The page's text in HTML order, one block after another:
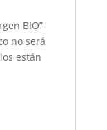
BIO”
no será
están